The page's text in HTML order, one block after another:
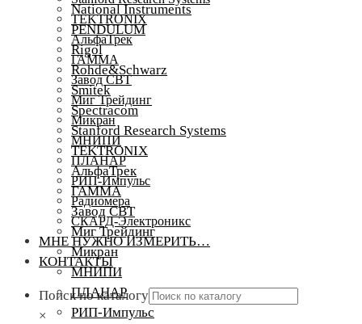
TEKTRONIX
АльфаТрек
ГАММА
Завод СВТ
Миг Трейдинг
Микран
МНИПИ
ПЛАНАР
РИП-Импульс
Радиомера
СКАРД-Электроникс
МНЕ НУЖНО ИЗМЕРИТЬ…
КОНТАКТЫ
Поиск по каталогу
×
National Instruments
PENDULUM
Rigol
Rohde&Schwarz
Smitek
Spectracom
Stanford Research Systems
TEKTRONIX
АльфаТрек
ГАММА
Завод СВТ
Миг Трейдинг
Микран
МНИПИ
ПЛАНАР
РИП-Импульс